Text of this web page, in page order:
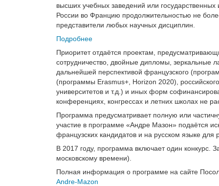
высших учебных заведений или
России во Францию продолжительностью не
представители любых научных дисциплин.
Подробнее
Приоритет отдаётся проектам,
сотрудничество, двойные дипломы, зеркальные
дальнейшей перспективой французского
(программы Erasmus+, Horizon 2020),
университетов и т.д.) и иных форм
конференциях, конгрессах и летних школах не
Программа предусматривает полную или
участие в программе «Андре Мазон» подаётся
французских кандидатов и на русском языке для
В 2017 году, программа включает один конкурс.
московскому времени).
Полная информация о программе на сайте
Andre-Mazon